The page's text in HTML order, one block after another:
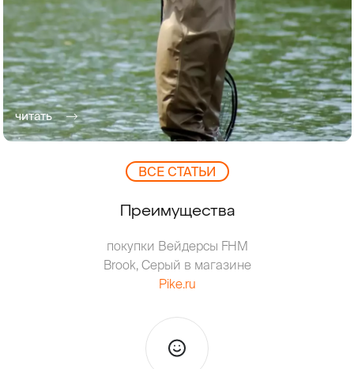
читать
ВCЕ СТАТЬИ
Преимущества
покупки Вейдерсы FHM
Brook, Серый в магазине
Pike.ru